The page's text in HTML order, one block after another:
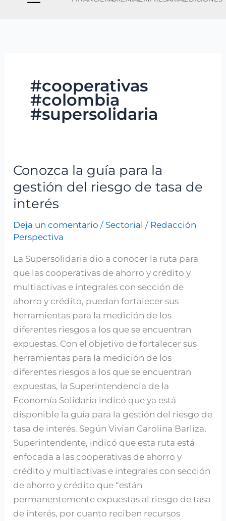
#cooperativas
#colombia
#supersolidaria
Conozca la guía para la
gestión del riesgo de tasa de
interés
Deja un comentario / Sectorial / Redacción
Perspectiva
La Supersolidaria dio a conocer la ruta para
que las cooperativas de ahorro y crédito y
multiactivas e integrales con sección de
ahorro y crédito, puedan fortalecer sus
herramientas para la medición de los
diferentes riesgos a los que se encuentran
expuestas. Con el objetivo de fortalecer sus
herramientas para la medición de los
diferentes riesgos a los que se encuentran
expuestas, la Superintendencia de la
Economía Solidaria indicó que ya está
disponible la guía para la gestión del riesgo de
tasa de interés. Según Vivian Carolina Barliza,
Superintendente, indicó que esta ruta está
enfocada a las cooperativas de ahorro y
crédito y multiactivas e integrales con sección
de ahorro y crédito que “están
permanentemente expuestas al riesgo de tasa
de interés, por cuanto reciben recursos
Conozca
la
guía
para
la
gestión
del
riesgo
tasa
de
interés